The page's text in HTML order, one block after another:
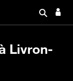
Livron-